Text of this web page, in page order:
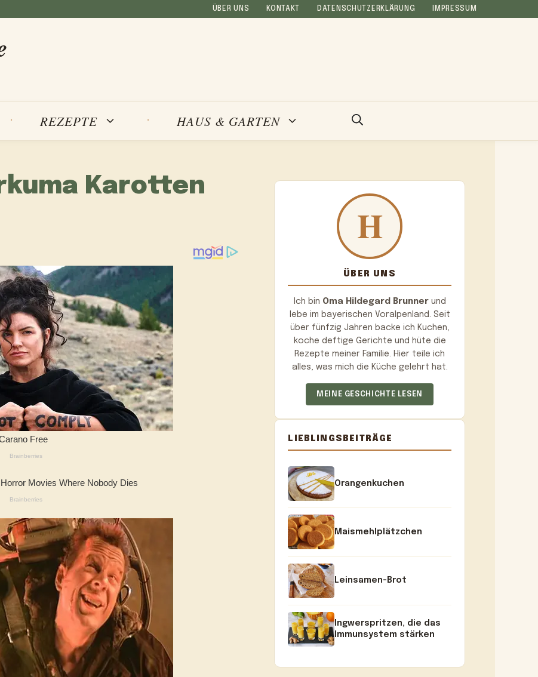
ÜBER UNS KONTAKT DATENSCHUTZERKLÄRUNG IMPRESSUM
REZEPTE HAUS & GARTEN
Karotten
ÜBER UNS
Ich bin Oma Hildegard Brunnerund
lebe im bayerischen Voralpenland. Seit
über fünfzig Jahren backe ich Kuchen,
koche deftige Gerichte und hüte die
Rezepte meiner Familie. Hier teile ich
alles, was mich die Küche gelehrt hat.
MEINE GESCHICHTE LESEN
LIEBLINGSBEITRÄGE
Orangenkuchen
Maismehlplätzchen
Leinsamen-Brot
Ingwerspritzen, die das
Immunsystem stärken